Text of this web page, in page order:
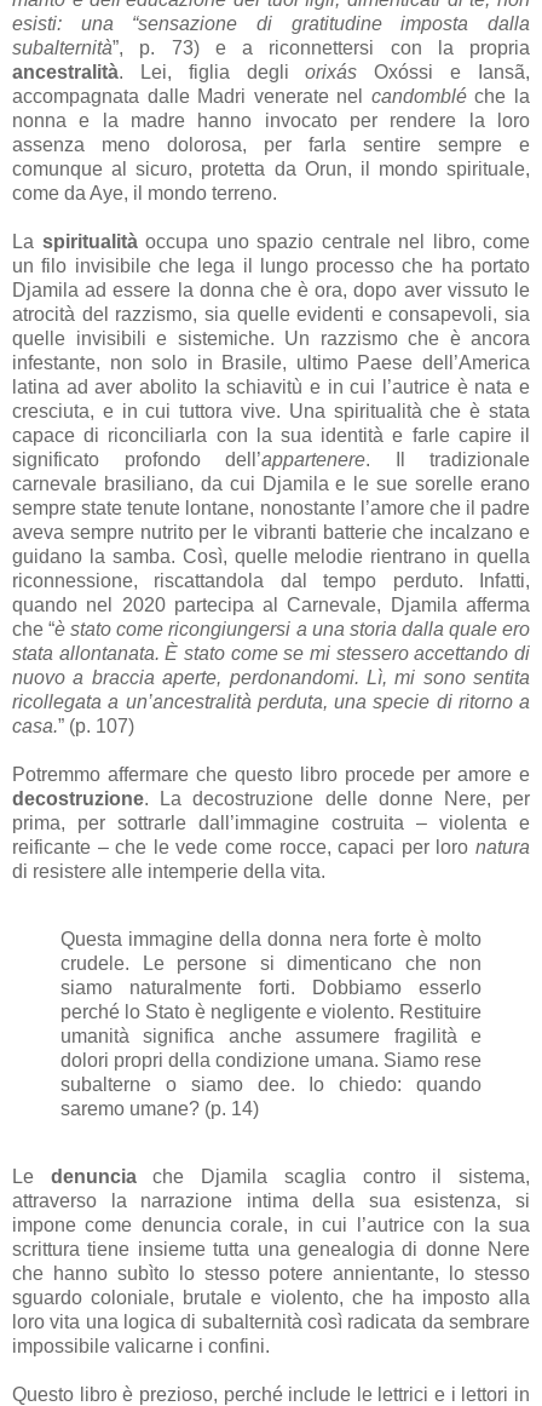
esisti: una “sensazione di gratitudine imposta dalla
subalternità”, p. 73) e a riconnettersi con la propria
ancestralità. Lei, figlia degliorixás Oxóssi e Iansã,
accompagnata dalle Madri venerate nel candombléche la
nonna e la madre hanno invocato per rendere la loro
assenza meno dolorosa, per farla sentire sempre e
comunque al sicuro, protetta da Orun, il mondo spirituale,
come da Aye, il mondo terreno.
La spiritualitàoccupa uno spazio centrale nel libro, come
un filo invisibile che lega il lungo processo che ha portato
Djamila ad essere la donna che è ora, dopo aver vissuto le
atrocità del razzismo, sia quelle evidenti e consapevoli, sia
quelle invisibili e sistemiche. Un razzismo che è ancora
infestante, non solo in Brasile, ultimo Paese dell’America
latina ad aver abolito la schiavitù e in cui l’autrice è nata e
cresciuta, e in cui tuttora vive. Una spiritualità che è stata
capace di riconciliarla con la sua identità e farle capire il
significato profondo dell’appartenere. Il tradizionale
carnevale brasiliano, da cui Djamila e le sue sorelle erano
sempre state tenute lontane, nonostante l’amore che il padre
aveva sempre nutrito per le vibranti batterie che incalzano e
guidano la samba. Così, quelle melodie rientrano in quella
riconnessione, riscattandola dal tempo perduto. Infatti,
quando nel 2020 partecipa al Carnevale, Djamila afferma
che “è stato come ricongiungersi a una storia dalla quale ero
stata allontanata. È stato come se mi stessero accettando di
nuovo a braccia aperte, perdonandomi. Lì, mi sono sentita
ricollegata a un’ancestralità perduta, una specie di ritorno a
casa.” (p. 107)
Potremmo affermare che questo libro procede per amore e
decostruzione. La decostruzione delle donne Nere, per
prima, per sottrarle dall’immagine costruita – violenta e
reificante – che le vede come rocce, capaci per loro natura
di resistere alle intemperie della vita.
Questa immagine della donna nera forte è molto
crudele. Le persone si dimenticano che non
siamo naturalmente forti. Dobbiamo esserlo
perché lo Stato è negligente e violento. Restituire
umanità significa anche assumere fragilità e
dolori propri della condizione umana. Siamo rese
subalterne o siamo dee. Io chiedo: quando
saremo umane? (p. 14)
Le denunciache Djamila scaglia contro il sistema,
attraverso la narrazione intima della sua esistenza, si
impone come denuncia corale, in cui l’autrice con la sua
scrittura tiene insieme tutta una genealogia di donne Nere
che hanno subìto lo stesso potere annientante, lo stesso
sguardo coloniale, brutale e violento, che ha imposto alla
loro vita una logica di subalternità così radicata da sembrare
impossibile valicarne i confini.
Questo libro è prezioso, perché include le lettrici e i lettori in